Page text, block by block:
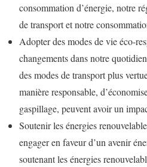
consommation d’énergie, notre
de transport et notre
Adopter des modes de vie éco-
changements dans notre
des modes de transport plus
manière responsable,
gaspillage, peuvent avoir un
Soutenir les énergies
engager en faveur d’un avenir
soutenant les énergies